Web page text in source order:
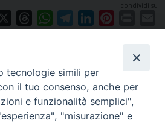
condividi su
ThreadsWhatsAppTelegramLinkedIn
tecnologie simili per
il tuo consenso, anche per
e funzionalità semplici",
"misurazione" e